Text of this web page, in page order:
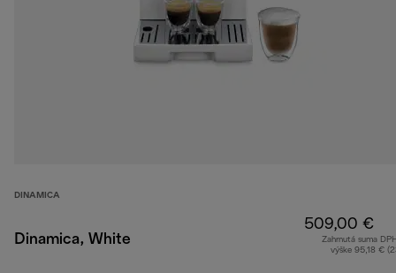
DINAMICA
Dinamica, White
509,00 €
Zahrnutá suma
výške 95,18 €